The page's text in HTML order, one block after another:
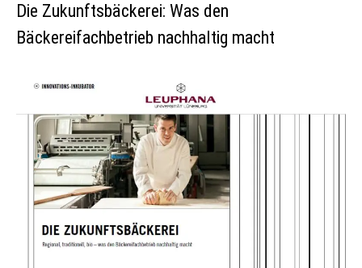
Die Zukunftsbäckerei: Was den
Bäckereifachbetrieb nachhaltig macht